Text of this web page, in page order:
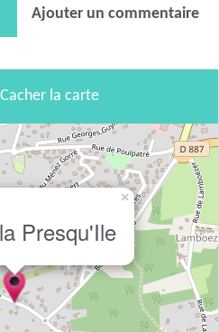
Ajouter un commentaire
la carte
Presqu'Ile
×